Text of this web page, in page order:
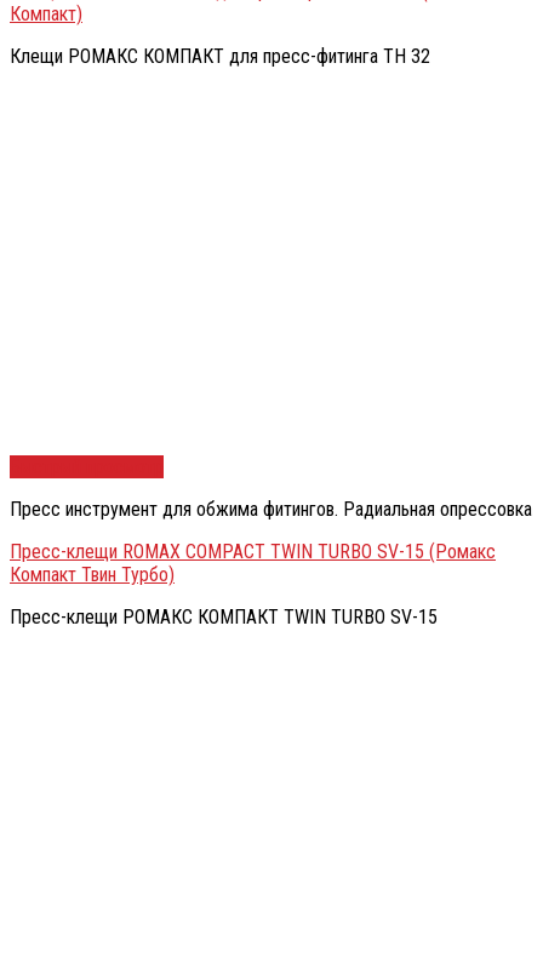
Компакт)
Клещи РОМАКС КОМПАКТ для пресс-фитинга TH 32
Пресс инструмент для обжима фитингов. Радиальная опрессовка
Пресс-клещи ROMAX COMPACT TWIN TURBO SV-15 (Ромакс
Компакт Твин Турбо)
Пресс-клещи РОМАКС КОМПАКТ TWIN TURBO SV-15